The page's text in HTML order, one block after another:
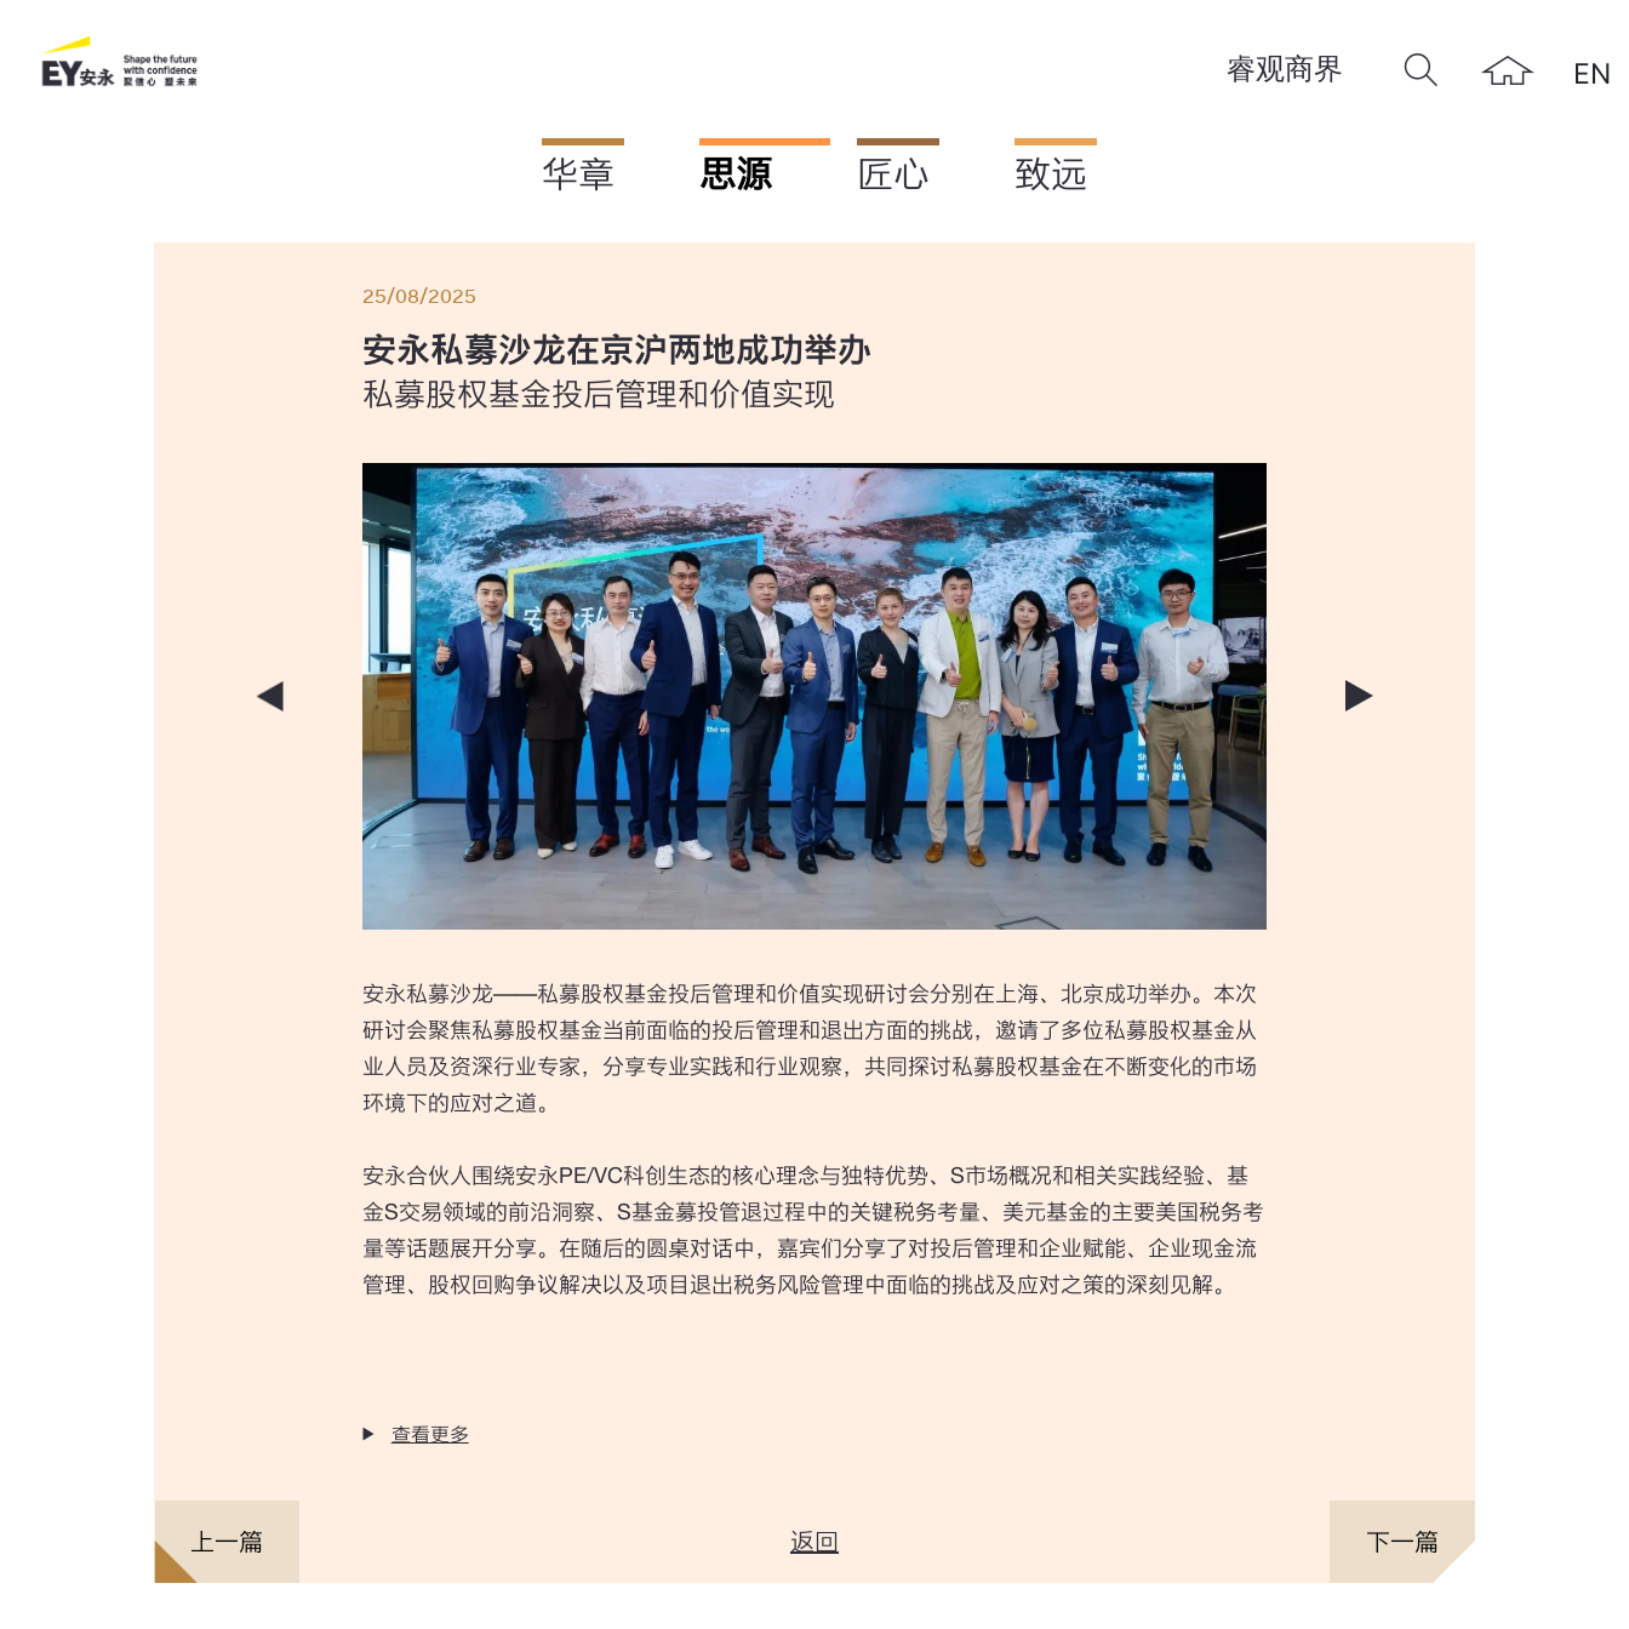
睿观商界 EN
华章 思源 匠心 致远
25/08/2025
安永私募沙龙在京沪两地成功举办
私募股权基金投后管理和价值实现
安永私募沙龙——私募股权基金投后管理和价值实现研讨会分别在上海、北京成功举办。本次
研讨会聚焦私募股权基金当前面临的投后管理和退出方面的挑战，邀请了多位私募股权基金从
业人员及资深行业专家，分享专业实践和行业观察，共同探讨私募股权基金在不断变化的市场
环境下的应对之道。
安永合伙人围绕安永PE/VC科创生态的核心理念与独特优势、S市场概况和相关实践经验、基
金S交易领域的前沿洞察、S基金募投管退过程中的关键税务考量、美元基金的主要美国税务考
量等话题展开分享。在随后的圆桌对话中，嘉宾们分享了对投后管理和企业赋能、企业现金流
管理、股权回购争议解决以及项目退出税务风险管理中面临的挑战及应对之策的深刻见解。
查看更多
上一篇 返回 下一篇